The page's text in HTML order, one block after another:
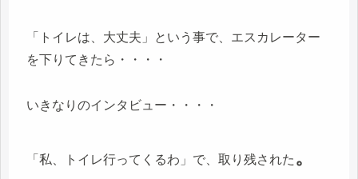
「トイレは、大丈夫」という事で、エスカレーター
を下りてきたら・・・・
いきなりのインタビュー・・・・
「私、トイレ行ってくるわ」で、取り残された 。